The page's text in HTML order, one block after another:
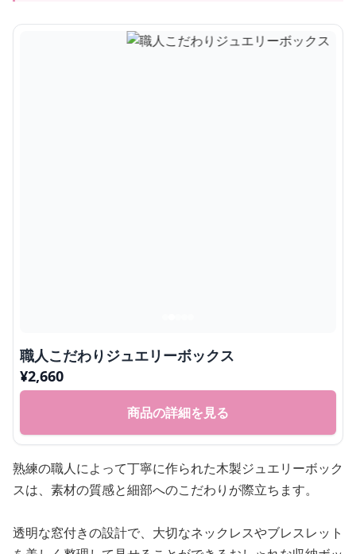
職人こだわりジュエリーボックス
¥2,660
商品の詳細を見る
熟練の職人によって丁寧に作られた木製ジュエリーボック
スは、素材の質感と細部へのこだわりが際立ちます。
透明な窓付きの設計で、大切なネックレスやブレスレット